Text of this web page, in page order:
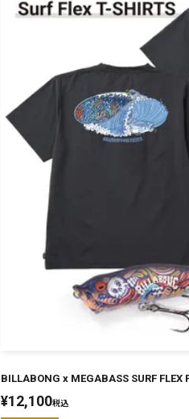
BILLABONG x MEGABASS SURF FLEX
¥12,100税込